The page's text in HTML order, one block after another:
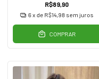
R$89,90
6 x de R$14,98 sem juros
COMPRAR